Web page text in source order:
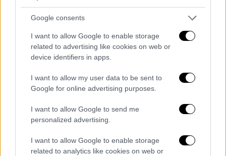
Google consents
I want to allow Google to enable storage
related to advertising like cookies on web or
device identifiers in apps.
I want to allow my user data to be sent to
Google for online advertising purposes.
I want to allow Google to send me
personalized advertising.
I want to allow Google to enable storage
related to analytics like cookies on web or
Βρήκαν σφαιρίδιο σε γάτα που επί έξι
χρόνια ζούσε σε διαμέρισμα